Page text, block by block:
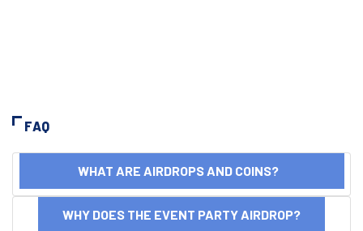
FAQ
WHAT ARE AIRDROPS AND COINS?
WHY DOES THE EVENT PARTY AIRDROP?